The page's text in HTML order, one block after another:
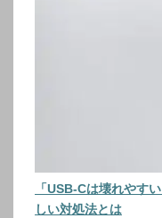
「USB-Cは壊れやす
しい対処法とは